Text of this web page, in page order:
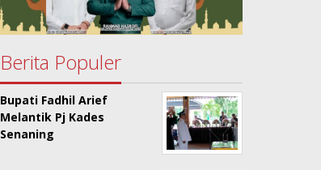
Berita Populer
Bupati Fadhil Arief
Melantik Pj Kades
Senaning